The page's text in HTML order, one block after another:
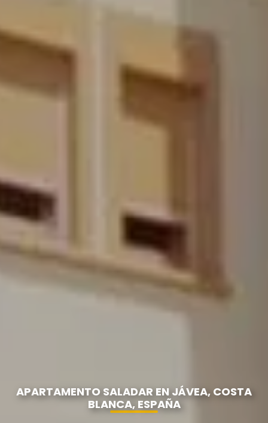
APARTAMENTO SALADAR EN JÁVEA, COSTA
BLANCA, ESPAÑA